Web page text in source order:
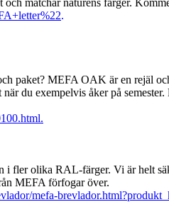
.
paket? MEFA OAK är en rejäl
du exempelvis åker på
fler olika RAL-färger. Vi är helt
MEFA förfogar över.
mefa-